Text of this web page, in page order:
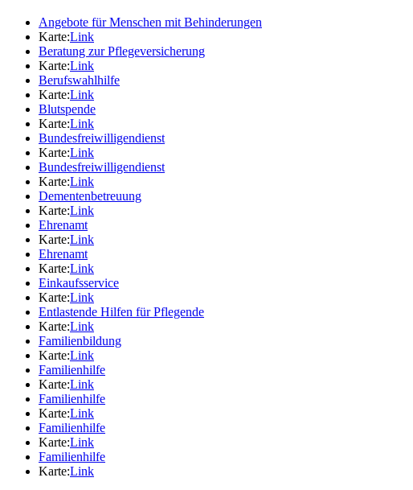
Angebote für Menschen mit Behinderungen
Karte:Link
Beratung zur Pflegeversicherung
Karte:Link
Berufswahlhilfe
Karte:Link
Blutspende
Karte:Link
Bundesfreiwilligendienst
Karte:Link
Bundesfreiwilligendienst
Karte:Link
Dementenbetreuung
Karte:Link
Ehrenamt
Karte:Link
Ehrenamt
Karte:Link
Einkaufsservice
Karte:Link
Entlastende Hilfen für Pflegende
Karte:Link
Familienbildung
Karte:Link
Familienhilfe
Karte:Link
Familienhilfe
Karte:Link
Familienhilfe
Karte:Link
Familienhilfe
Karte:Link